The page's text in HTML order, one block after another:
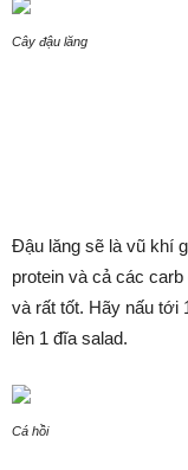
Cây đậu lăng
Đậu lăng sẽ là vũ khí
protein và cả các
và rất tốt. Hãy nấu tới
lên 1 đĩa salad.
Cá hồi